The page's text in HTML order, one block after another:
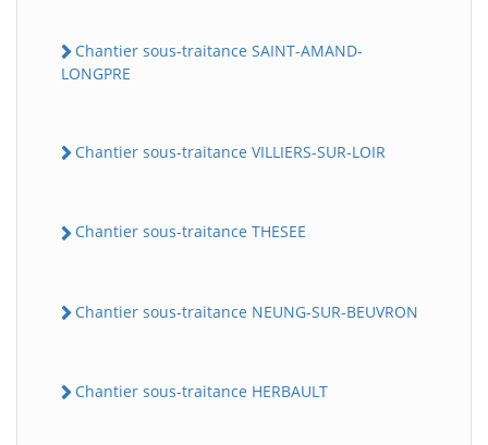
Chantier sous-traitance SAINT-AMAND-
LONGPRE
Chantier sous-traitance VILLIERS-SUR-LOIR
Chantier sous-traitance THESEE
Chantier sous-traitance NEUNG-SUR-BEUVRON
Chantier sous-traitance HERBAULT